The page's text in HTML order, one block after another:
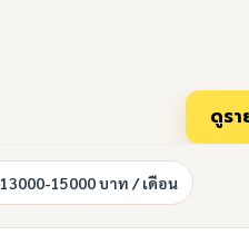
13000-15000 บาท / เดือน